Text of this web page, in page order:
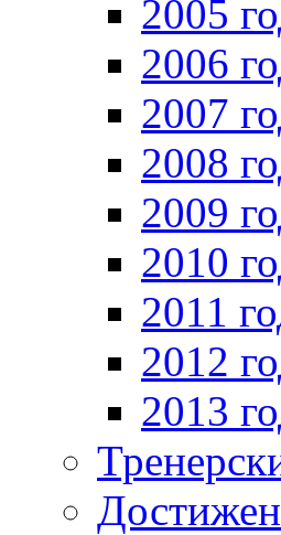
2005
2006
2007
2008
2009
2010
2011
2012
2013